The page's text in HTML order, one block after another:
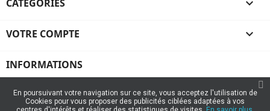
CATEGORIES 
VOTRE COMPTE 
INFORMATIONS
En poursuivant votre navigation sur ce site, vous acceptez l'utilisation de
Cookies pour vous proposer des publicités ciblées adaptées à vos